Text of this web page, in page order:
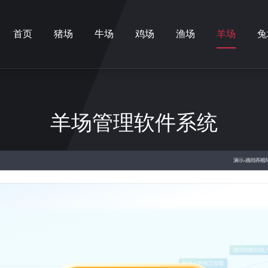
首页 猪场 牛场 鸡场 渔场 羊场
羊场管理软件系统